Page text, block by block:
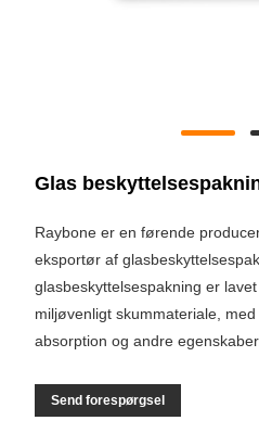
Glas
Raybone er en førende
eksportør af
glasbeskyttelsespakning er
miljøvenligt skummateriale,
absorption og andre
Send forespørgsel